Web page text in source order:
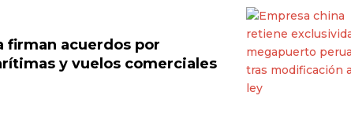
firman acuerdos por
y vuelos comerciales